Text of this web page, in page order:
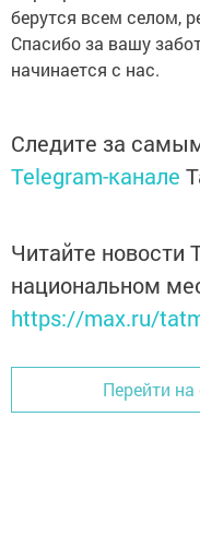
берутся всем селом,
Спасибо за вашу
начинается с нас.
Следите за
Telegram-канале
Читайте новости
национальном
https://max.ru/
Перейти